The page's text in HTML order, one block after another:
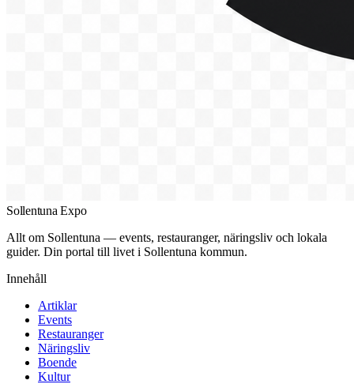
Sollentuna Expo
Allt om Sollentuna — events, restauranger, näringsliv och lokala
guider. Din portal till livet i Sollentuna kommun.
Innehåll
Artiklar
Events
Restauranger
Näringsliv
Boende
Kultur